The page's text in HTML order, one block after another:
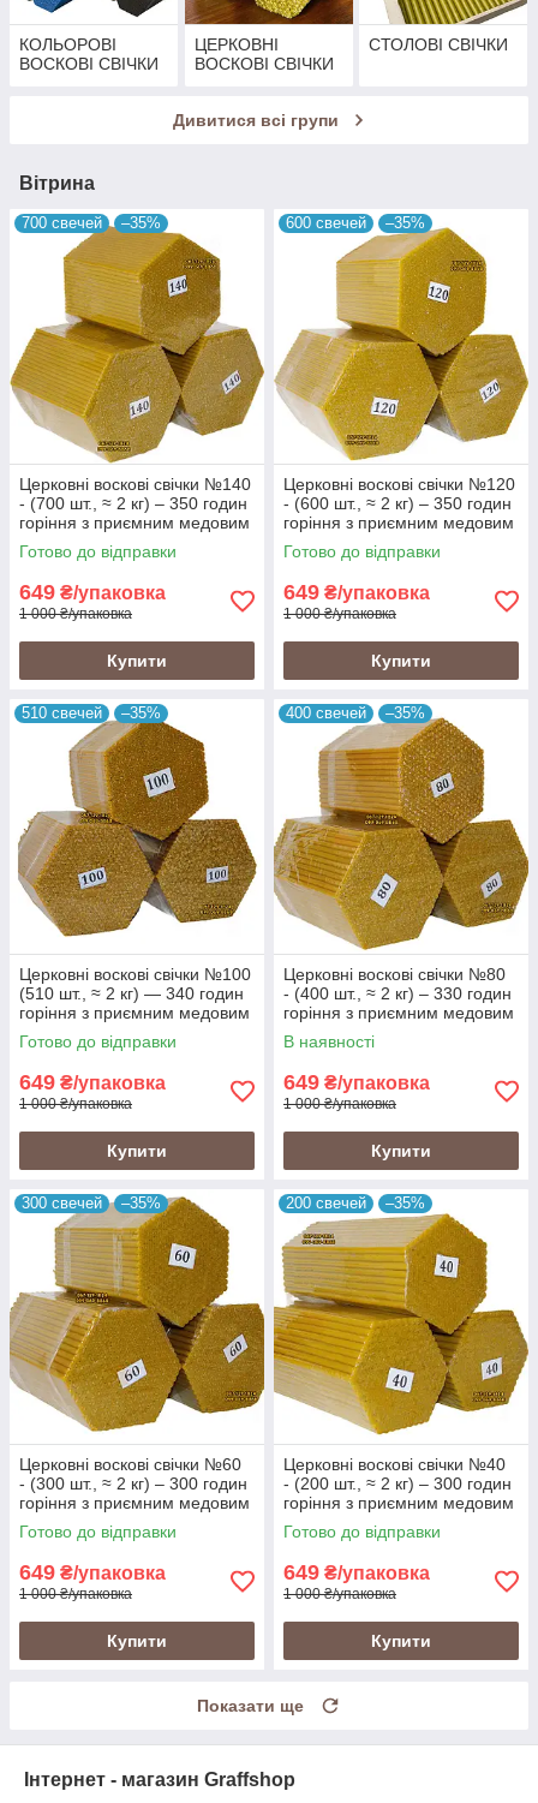
КОЛЬОРОВІ
ВОСКОВІ СВІЧКИ
ЦЕРКОВНІ
ВОСКОВІ СВІЧКИ
СТОЛОВІ СВІЧКИ
Дивитися всі групи
Вітрина
700 свечей –35%
Церковні воскові свічки №140
- (700 шт., ≈ 2 кг) – 350 годин
горіння з приємним медовим
ароматом і теплим
золотистим кольором
Готово до відправки
649 ₴/упаковка
1 000 ₴/упаковка
Купити
600 свечей –35%
Церковні воскові свічки №120
- (600 шт., ≈ 2 кг) – 350 годин
горіння з приємним медовим
ароматом і теплим
золотистим кольором
Готово до відправки
649 ₴/упаковка
1 000 ₴/упаковка
Купити
510 свечей –35%
Церковні воскові свічки №100
(510 шт., ≈ 2 кг) — 340 годин
горіння з приємним медовим
ароматом і теплим
золотистим кольором, ідеал
Готово до відправки
649 ₴/упаковка
1 000 ₴/упаковка
Купити
400 свечей –35%
Церковні воскові свічки №80
- (400 шт., ≈ 2 кг) – 330 годин
горіння з приємним медовим
ароматом і теплим
золотистим кольором
В наявності
649 ₴/упаковка
1 000 ₴/упаковка
Купити
300 свечей –35%
Церковні воскові свічки №60
- (300 шт., ≈ 2 кг) – 300 годин
горіння з приємним медовим
ароматом і теплим
золотистим кольором
Готово до відправки
649 ₴/упаковка
1 000 ₴/упаковка
Купити
200 свечей –35%
Церковні воскові свічки №40
- (200 шт., ≈ 2 кг) – 300 годин
горіння з приємним медовим
ароматом і теплим
золотистим кольором
Готово до відправки
649 ₴/упаковка
1 000 ₴/упаковка
Купити
Показати ще
Інтернет - магазин Graffshop